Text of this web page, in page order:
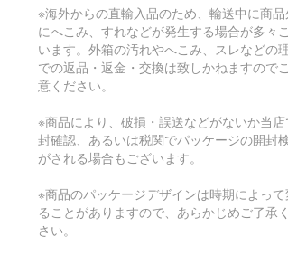
※海外からの直輸入品のため、輸送中に商品
にへこみ、すれなどが発生する場合が多々
います。外箱の汚れやへこみ、スレなどの
での返品・返金・交換は致しかねますので
意ください。
※商品により、破損・誤送などがないか当店
封確認、あるいは税関でパッケージの開封
がされる場合もございます。
※商品のパッケージデザインは時期によって
ることがありますので、あらかじめご了承
さい。